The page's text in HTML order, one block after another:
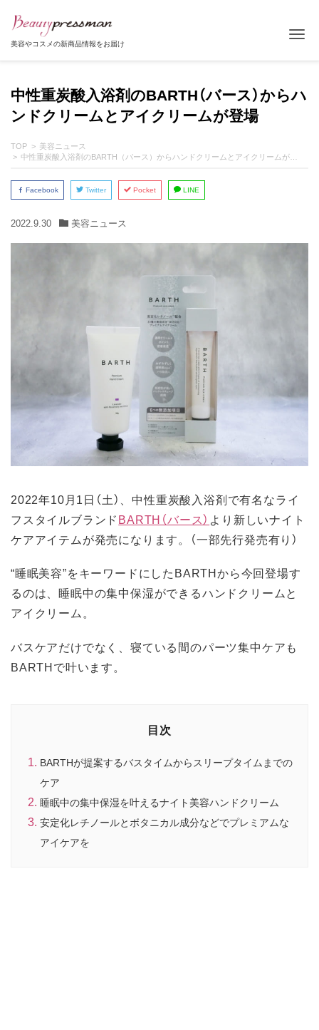
美容やコスメの新商品情報をお届け
中性重炭酸入浴剤のBARTH（バース）からハ
ンドクリームとアイクリームが登場
TOP
美容ニュース
中性重炭酸入浴剤のBARTH（バース）からハンドクリームとアイクリームが登場
Facebook Twitter Pocket LINE
2022.9.30 美容ニュース
2022年10月1日（土）、中性重炭酸入浴剤で有名なライ
フスタイルブランドBARTH（バース） より新しいナイト
ケアアイテムが発売になります。（一部先行発売有り）
“睡眠美容”をキーワードにしたBARTHから今回登場す
るのは、睡眠中の集中保湿ができるハンドクリームと
アイクリーム。
バスケアだけでなく、寝ている間のパーツ集中ケアも
BARTHで叶います。
目次
BARTHが提案するバスタイムからスリープタイムまでの
ケア
睡眠中の集中保湿を叶えるナイト美容ハンドクリーム
安定化レチノールとボタニカル成分などでプレミアムな
アイケアを